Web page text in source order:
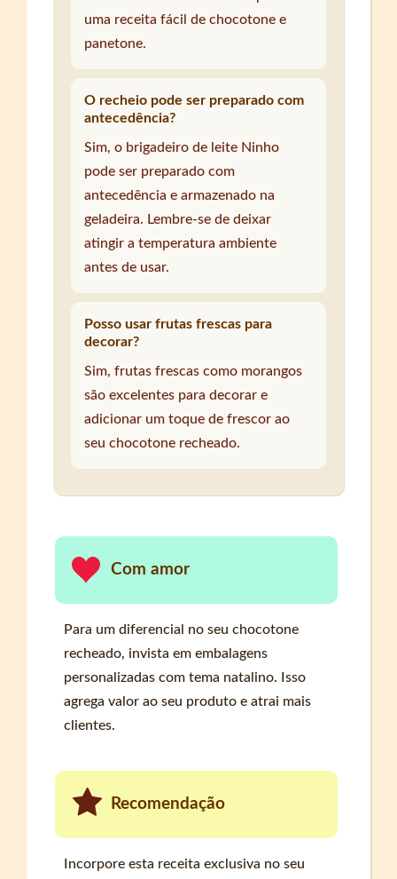
uma receita fácil de chocotone e
panetone.
O recheio pode ser preparado com
antecedência?
Sim, o brigadeiro de leite Ninho
pode ser preparado com
antecedência e armazenado na
geladeira. Lembre-se de deixar
atingir a temperatura ambiente
antes de usar.
Posso usar frutas frescas para
decorar?
Sim, frutas frescas como morangos
são excelentes para decorar e
adicionar um toque de frescor ao
seu chocotone recheado.
Com amor
Para um diferencial no seu chocotone
recheado, invista em embalagens
personalizadas com tema natalino. Isso
agrega valor ao seu produto e atrai mais
clientes.
Recomendação
Incorpore esta receita exclusiva no seu